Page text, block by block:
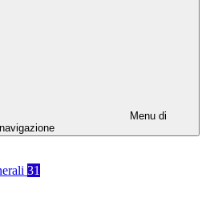
Menu di
navigazione
31